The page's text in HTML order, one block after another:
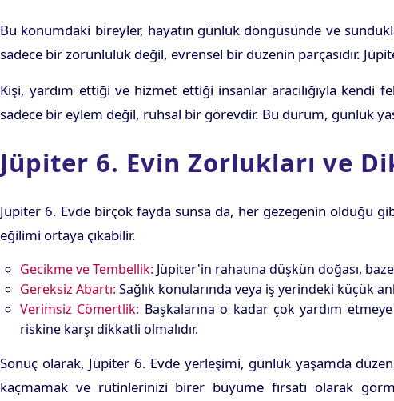
Bu konumdaki bireyler, hayatın günlük döngüsünde ve
sadece bir zorunluluk değil, evrensel bir düzenin parçasıdır.
Kişi, yardım ettiği ve hizmet ettiği insanlar aracılığıyla kendi
sadece bir eylem değil, ruhsal bir görevdir. Bu durum, günlük
Jüpiter 6. Evin Zorlukları ve
Jüpiter 6. Evde birçok fayda sunsa da, her gezegenin olduğu
eğilimi ortaya çıkabilir.
Gecikme ve Tembellik: Jüpiter'in rahatına düşkün doğası,
Gereksiz Abartı: Sağlık konularında veya iş yerindeki küçük
Verimsiz Cömertlik: Başkalarına o kadar çok yardım
riskine karşı dikkatli olmalıdır.
Sonuç olarak, Jüpiter 6. Evde yerleşimi, günlük yaşamda
kaçmamak ve rutinlerinizi birer büyüme fırsatı olarak